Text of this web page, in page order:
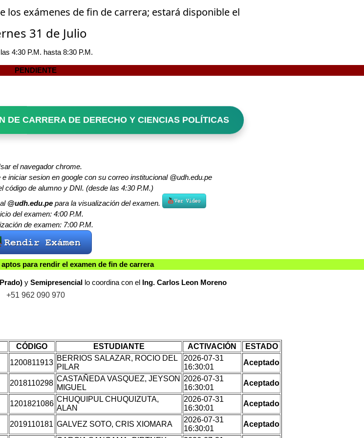
los exámenes de fin de carrera; estará disponible el
31 de Julio
4:30 P.M. hasta 8:30 P.M.
PENDIENTE
DE CARRERA DE DERECHO Y CIENCIAS POLÍTICAS
el navegador chrome.
iniciar sesion en google con su correo institucional @udh.edu.pe
código de alumno y DNI. (desde las 4:30 P.M.)
@udh.edu.pe para la visualización del examen.
del examen: 4:00 P.M.
de examen: 7:00 P.M.
para rendir el examen de fin de carrera
y Semipresenciallo coordina con el Ing. Carlos Leon Moreno
CÓDIGO ESTUDIANTE ACTIVACIÓN
ESTADO
1200811913
BERRIOS SALAZAR, ROCIO DEL
PILAR
2026-07-31
16:30:01
Aceptado
2018110298
CASTAÑEDA VASQUEZ, JEYSON
MIGUEL
2026-07-31
16:30:01
Aceptado
1201821086
CHUQUIPUL CHUQUIZUTA,
ALAN
2026-07-31
16:30:01
Aceptado
2019110181 GALVEZ SOTO, CRIS XIOMARA
2026-07-31
16:30:01
Aceptado